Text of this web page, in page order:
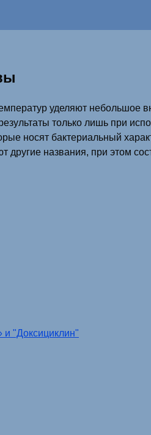
уделяют небольшое
только лишь при
носят бактериальный
названия, при этом
"Доксициклин"